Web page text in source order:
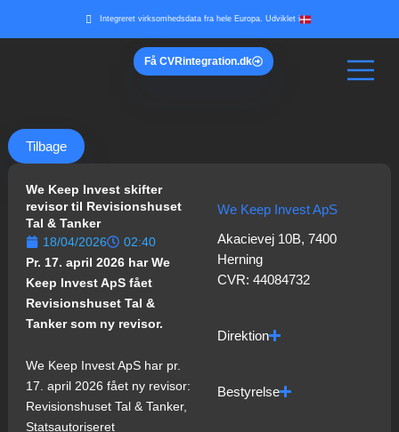
Integreret virksomhedsdata fra hele Europa. Udviklet i
Få CVRintegration.dk
Tilbage
We Keep Invest skifter
revisor til Revisionshuset
Tal & Tanker
18/04/2026
02:40
Pr. 17. april 2026 har We
Keep Invest ApS fået
Revisionshuset Tal &
Tanker som ny revisor.
We Keep Invest ApS har pr.
17. april 2026 fået ny revisor:
Revisionshuset Tal & Tanker,
Statsautoriseret
We Keep Invest ApS
Akacievej 10B, 7400
Herning
CVR: 44084732
Direktion
Bestyrelse